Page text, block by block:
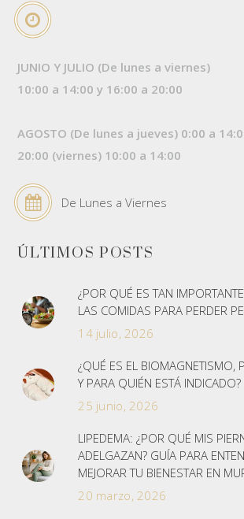
JUNIO Y JULIO (De lunes a viernes)
10:00 a 14:00 y 16:00 a 20:00
AGOSTO (De lunes a jueves) 0:00 a
20:00 (viernes) 10:00 a 14:00
De Lunes a Viernes
ÚLTIMOS POSTS
¿POR QUÉ ES TAN
LAS COMIDAS PARA PERDER
14 julio, 2026
¿QUÉ ES EL BIOMAGNETISMO,
Y PARA QUIÉN ESTÁ INDICADO?
25 junio, 2026
LIPEDEMA: ¿POR QUÉ MIS
ADELGAZAN? GUÍA PARA
MEJORAR TU BIENESTAR EN
20 marzo, 2026